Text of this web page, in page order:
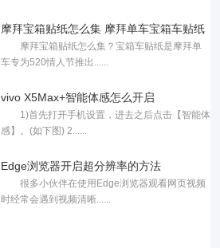
摩拜宝箱贴纸怎么集 摩拜单车宝箱车贴纸
摩拜宝箱贴纸怎么集？宝箱车贴纸是摩拜单
车专为520情人节推出......
vivo X5Max+智能体感怎么开启
1)首先打开手机设置，进去之后点击【智能体
感】。(如下图) 2......
Edge浏览器开启超分辨率的方法
很多小伙伴在使用Edge浏览器观看网页视频
时经常会遇到视频清晰......